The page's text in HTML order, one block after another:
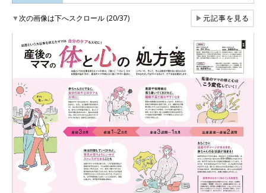
▼次の画像は下へスクロール (20/37) ▶元記事を見る